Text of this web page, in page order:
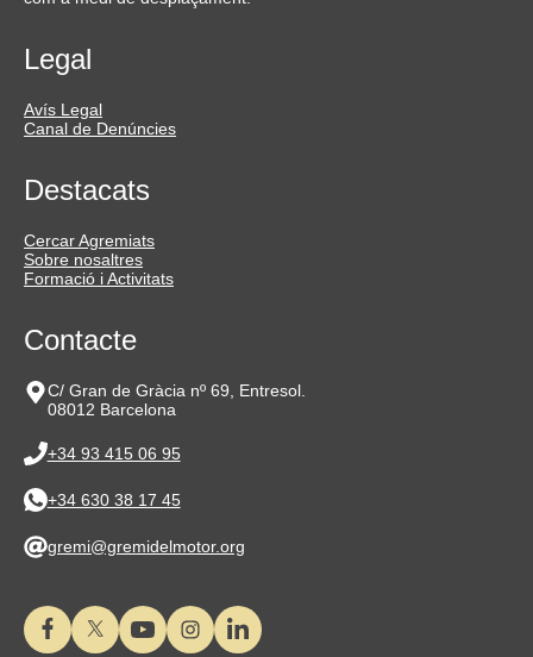
Legal
Avís Legal
Canal de Denúncies
Destacats
Cercar Agremiats
Sobre nosaltres
Formació i Activitats
Contacte
C/ Gran de Gràcia nº 69, Entresol.
08012 Barcelona
+34 93 415 06 95
+34 630 38 17 45
gremi@gremidelmotor.org